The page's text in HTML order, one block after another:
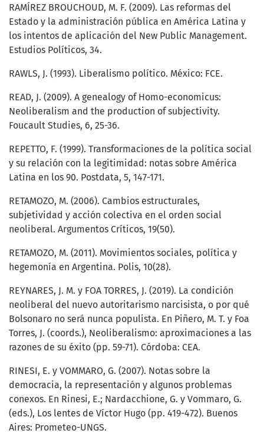
RAMÍREZ BROUCHOUD, M. F. (2009). Las reformas del
Estado y la administración pública en América Latina y
los intentos de aplicación del New Public Management.
Estudios Políticos, 34.
RAWLS, J. (1993). Liberalismo político. México: FCE.
READ, J. (2009). A genealogy of Homo-economicus:
Neoliberalism and the production of subjectivity.
Foucault Studies, 6, 25-36.
REPETTO, F. (1999). Transformaciones de la política social
y su relación con la legitimidad: notas sobre América
Latina en los 90. Postdata, 5, 147-171.
RETAMOZO, M. (2006). Cambios estructurales,
subjetividad y acción colectiva en el orden social
neoliberal. Argumentos Críticos, 19(50).
RETAMOZO, M. (2011). Movimientos sociales, política y
hegemonía en Argentina. Polis, 10(28).
REYNARES, J. M. y FOA TORRES, J. (2019). La condición
neoliberal del nuevo autoritarismo narcisista, o por qué
Bolsonaro no será nunca populista. En Piñero, M. T. y Foa
Torres, J. (coords.), Neoliberalismo: aproximaciones a las
razones de su éxito (pp. 59-71). Córdoba: CEA.
RINESI, E. y VOMMARO, G. (2007). Notas sobre la
democracia, la representación y algunos problemas
conexos. En Rinesi, E.; Nardacchione, G. y Vommaro, G.
(eds.), Los lentes de Víctor Hugo (pp. 419-472). Buenos
Aires: Prometeo-UNGS.